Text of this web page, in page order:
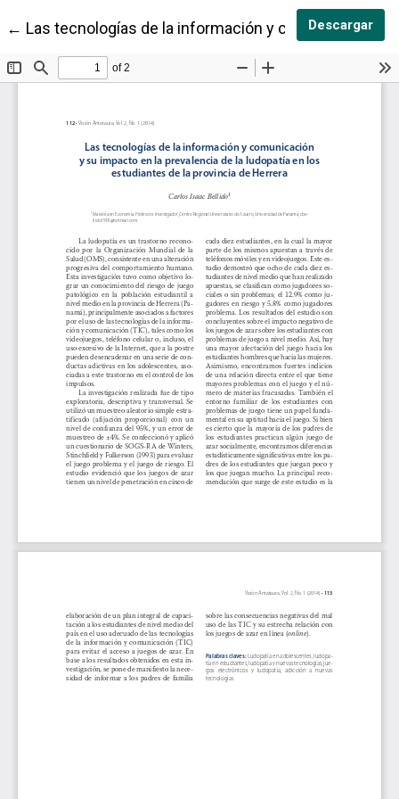
← Volver a los detalles del artículo
Las tecnologías de la información y comunicación y
Descargar